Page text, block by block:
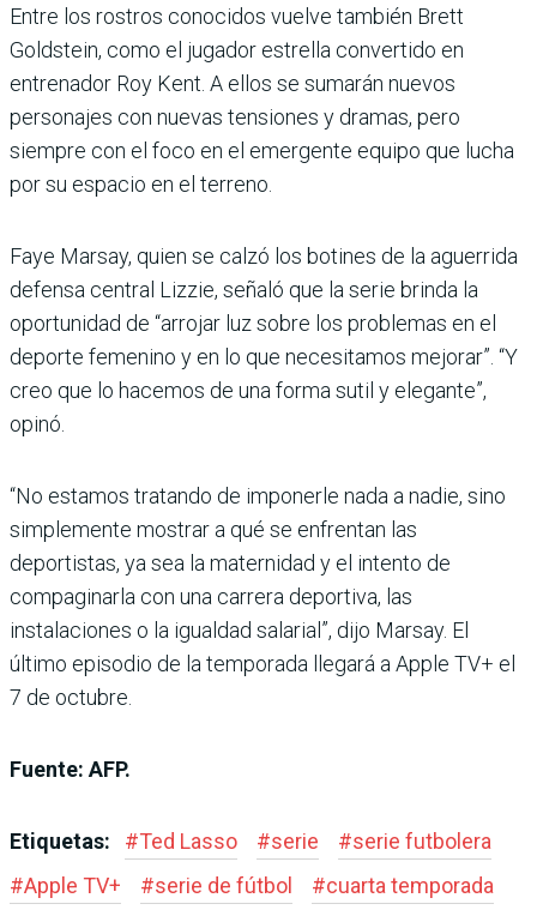
Entre los rostros conocidos vuelve también Brett
Goldstein, como el jugador estrella convertido en
entrenador Roy Kent. A ellos se sumarán nuevos
personajes con nuevas tensiones y dramas, pero
siempre con el foco en el emergente equipo que lucha
por su espacio en el terreno.
Faye Marsay, quien se calzó los botines de la aguerrida
defensa central Lizzie, señaló que la serie brinda la
oportunidad de “arrojar luz sobre los problemas en el
deporte femenino y en lo que necesitamos mejorar”. “Y
creo que lo hacemos de una forma sutil y elegante”,
opinó.
“No estamos tratando de imponerle nada a nadie, sino
simplemente mostrar a qué se enfrentan las
deportistas, ya sea la maternidad y el intento de
compaginarla con una carrera deportiva, las
instalaciones o la igualdad salarial”, dijo Marsay. El
último episodio de la temporada llegará a Apple TV+ el
7 de octubre.
Fuente: AFP.
Etiquetas: #Ted Lasso #serie #serie futbolera
#Apple TV+ #serie de fútbol #cuarta temporada